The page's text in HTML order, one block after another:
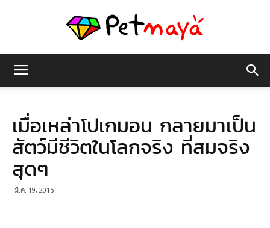
มายา
เมื่อเหล่าโปเกมอน กลายมาเป็น
สัตว์มีชีวิตในโลกจริง ที่สมจริง
สุดๆ
มี.ค. 19, 2015